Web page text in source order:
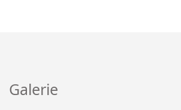
Galerie